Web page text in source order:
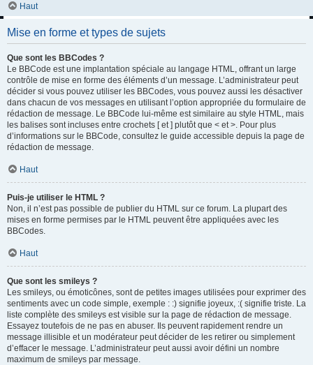
Haut
Mise en forme et types de sujets
Que sont les BBCodes ?
Le BBCode est une implantation spéciale au langage HTML, offrant un large
contrôle de mise en forme des éléments d’un message. L’administrateur peut
décider si vous pouvez utiliser les BBCodes, vous pouvez aussi les désactiver
dans chacun de vos messages en utilisant l’option appropriée du formulaire de
rédaction de message. Le BBCode lui-même est similaire au style HTML, mais
les balises sont incluses entre crochets [ et ] plutôt que < et >. Pour plus
d’informations sur le BBCode, consultez le guide accessible depuis la page de
rédaction de message.
Haut
Puis-je utiliser le HTML ?
Non, il n’est pas possible de publier du HTML sur ce forum. La plupart des
mises en forme permises par le HTML peuvent être appliquées avec les
BBCodes.
Haut
Que sont les smileys ?
Les smileys, ou émoticônes, sont de petites images utilisées pour exprimer des
sentiments avec un code simple, exemple : :) signifie joyeux, :( signifie triste. La
liste complète des smileys est visible sur la page de rédaction de message.
Essayez toutefois de ne pas en abuser. Ils peuvent rapidement rendre un
message illisible et un modérateur peut décider de les retirer ou simplement
d’effacer le message. L’administrateur peut aussi avoir défini un nombre
maximum de smileys par message.